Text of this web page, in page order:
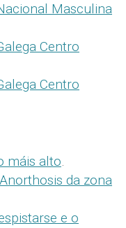
Masculina
Centro
Centro
máis alto.
da zona
e o